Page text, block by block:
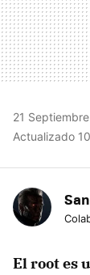
21
Actualizado
El root es